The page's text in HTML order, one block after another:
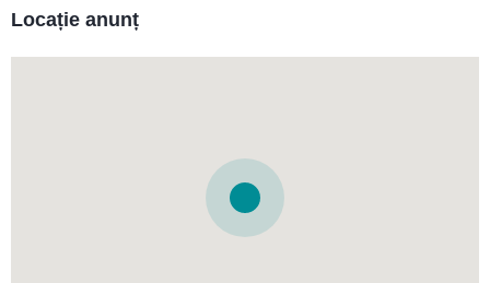
Locație anunț